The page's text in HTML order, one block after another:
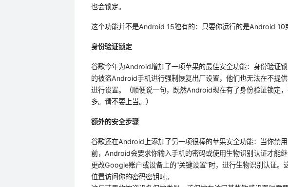
也会锁定。
这个功能并不是Android 15独有的：只要你运行的是Android 10
身份验证锁定
谷歌今年为Android增加了一项苹果的最佳安全功能：身份验证
的被盗Android手机进行强制恢复出厂设置，他们也无法在不提
进行设置。（顺便说一句，既然Android现在有了身份验证锁定
多。请不要上当。）
额外的安全步骤
谷歌还在Android上添加了另一项很棒的苹果安全功能：当你禁
前，Android会要求你输入手机的密码或使用生物识别认证才能
更改Google账户或设备上的“关键设置”时，进行生物识别认证
位置访问你的密码密钥时。